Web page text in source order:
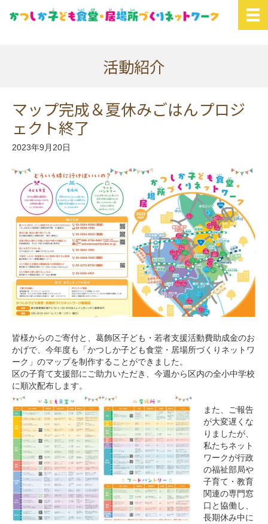
活動紹介
マップ完成＆夏休みごはんプロジ
ェクト終了
2023年9月20日
皆様からのご寄付と、葛飾区子ども・若者支援活動費助成金のお
かげで、今年度も「かつしか子ども食堂・居場所づくりネットワ
ーク」のマップを制作することができました。
区の子育て支援部にご助力いただき、今週から区内の全小中学校
に順次配布します。
また、ご報告
が大変遅くな
りましたが、
私たちネット
ワークが行政
の福祉部局や
子育て・教育
関連の専門窓
口と協働し、
長期休み中に